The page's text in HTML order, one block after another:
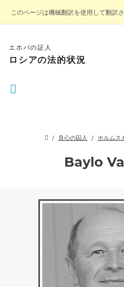
このページは機械翻訳を使用して翻訳さ
エホバの証人
ロシアの法的状況
良心の囚人 ホルムス
Baylo